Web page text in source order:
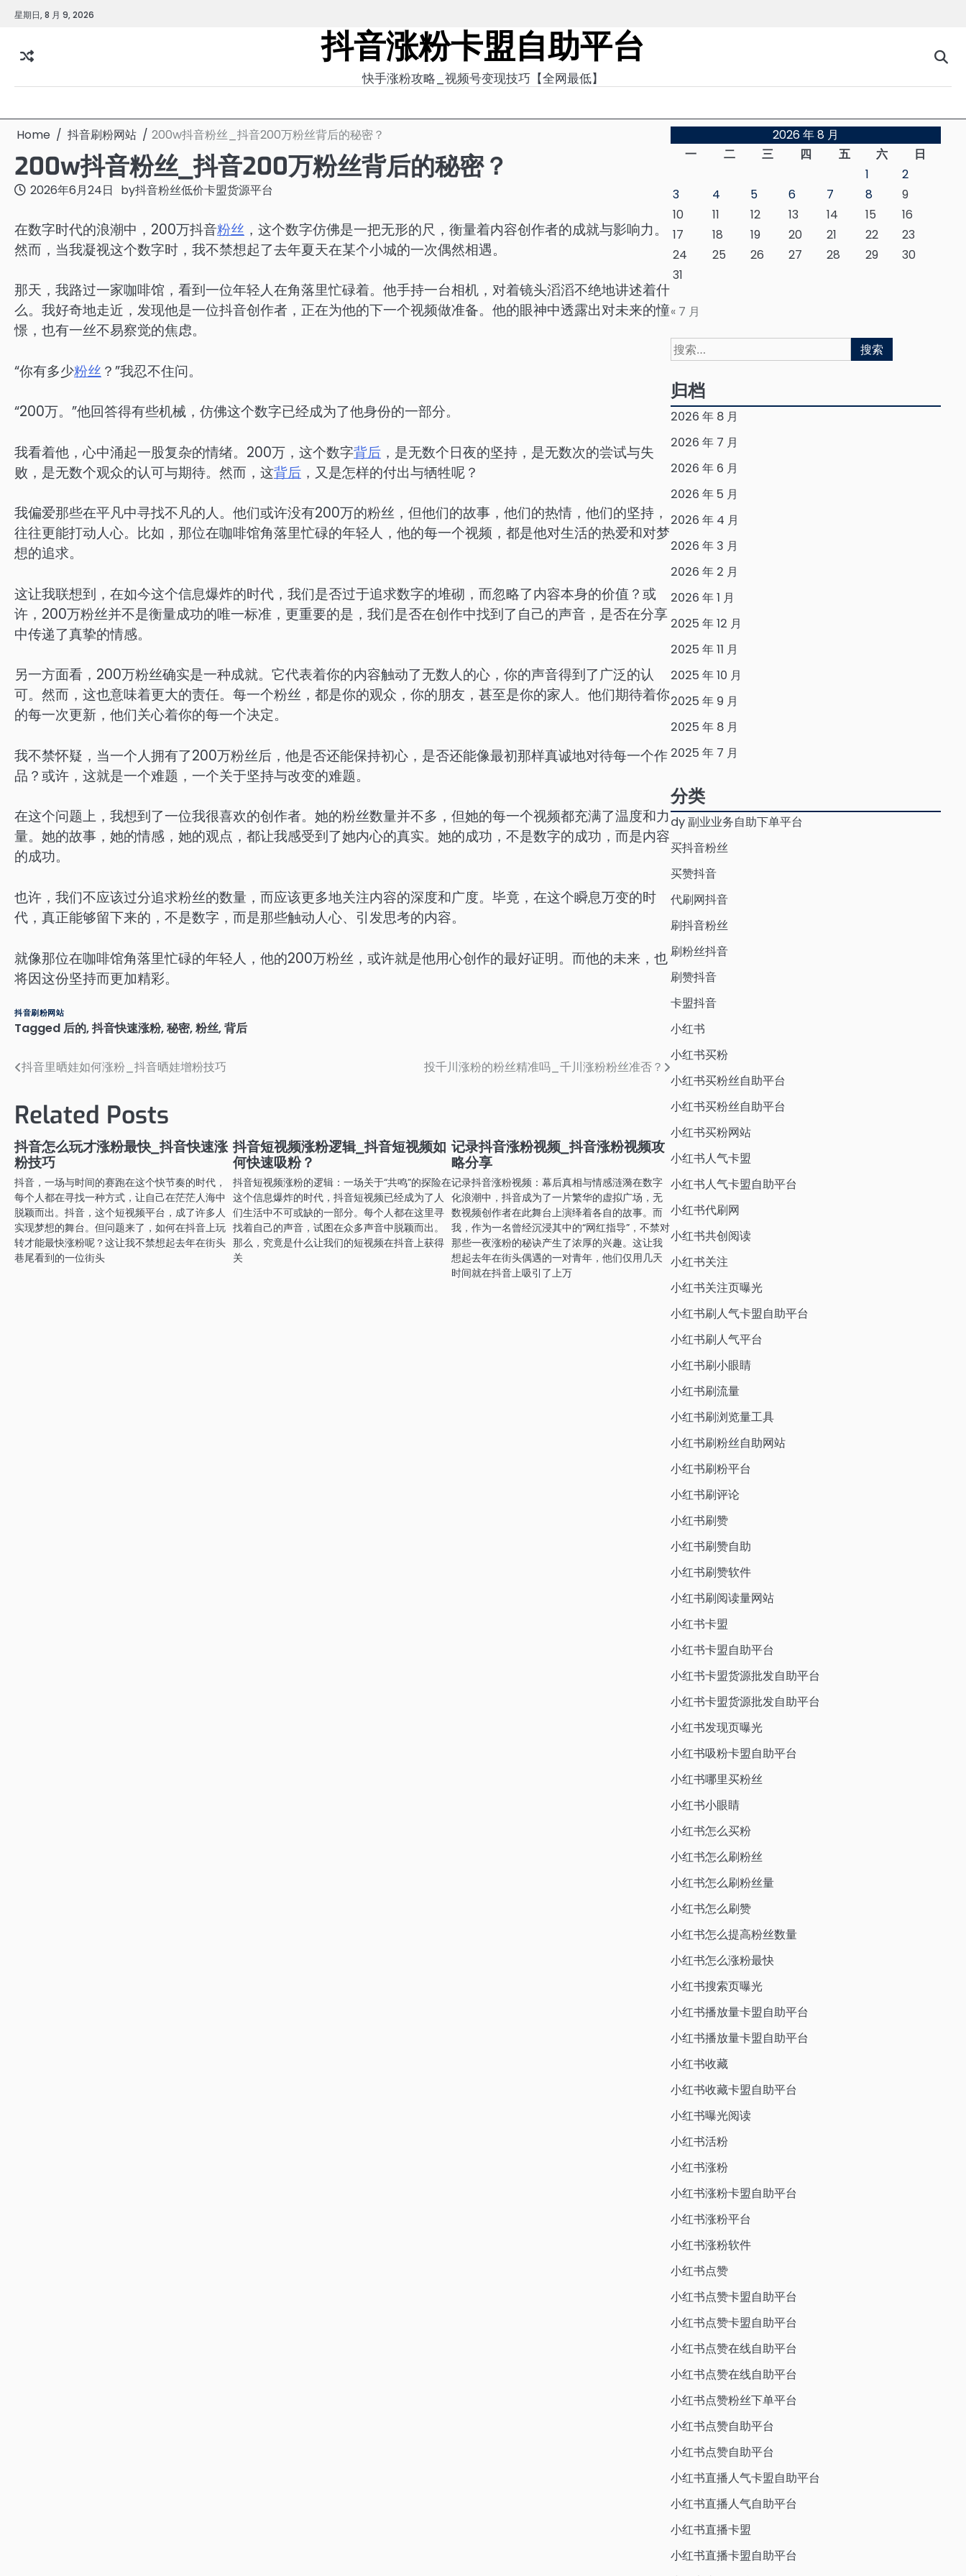
Skip星期日, 8 月 9, 2026
抖音涨粉卡盟自助平台
快手涨粉攻略_视频号变现技巧【全网最低】
Home 抖音刷粉网站 200w抖音粉丝_抖音200万粉丝背后的秘密？
200w抖音粉丝_抖音200万粉丝背后的秘密？
2026年6月24日 by抖音粉丝低价卡盟货源平台
在数字时代的浪潮中，200万抖音粉丝 ，这个数字仿佛是一把无形的尺，衡量着内容创作者的成就与影响力。
然而，当我凝视这个数字时，我不禁想起了去年夏天在某个小城的一次偶然相遇。
那天，我路过一家咖啡馆，看到一位年轻人在角落里忙碌着。他手持一台相机，对着镜头滔滔不绝地讲述着什
么。我好奇地走近，发现他是一位抖音创作者，正在为他的下一个视频做准备。他的眼神中透露出对未来的憧
憬，也有一丝不易察觉的焦虑。
“你有多少粉丝？”我忍不住问。
“200万。”他回答得有些机械，仿佛这个数字已经成为了他身份的一部分。
我看着他，心中涌起一股复杂的情绪。200万，这个数字背后 ，是无数个日夜的坚持，是无数次的尝试与失
败，是无数个观众的认可与期待。然而，这背后 ，又是怎样的付出与牺牲呢？
我偏爱那些在平凡中寻找不凡的人。他们或许没有200万的粉丝，但他们的故事，他们的热情，他们的坚持，
往往更能打动人心。比如，那位在咖啡馆角落里忙碌的年轻人，他的每一个视频，都是他对生活的热爱和对梦
想的追求。
这让我联想到，在如今这个信息爆炸的时代，我们是否过于追求数字的堆砌，而忽略了内容本身的价值？或
许，200万粉丝并不是衡量成功的唯一标准，更重要的是，我们是否在创作中找到了自己的声音，是否在分享
中传递了真挚的情感。
另一方面看，200万粉丝确实是一种成就。它代表着你的内容触动了无数人的心，你的声音得到了广泛的认
可。然而，这也意味着更大的责任。每一个粉丝，都是你的观众，你的朋友，甚至是你的家人。他们期待着你
的每一次更新，他们关心着你的每一个决定。
我不禁怀疑，当一个人拥有了200万粉丝后，他是否还能保持初心，是否还能像最初那样真诚地对待每一个作
品？或许，这就是一个难题，一个关于坚持与改变的难题。
在这个问题上，我想到了一位我很喜欢的创作者。她的粉丝数量并不多，但她的每一个视频都充满了温度和力
量。她的故事，她的情感，她的观点，都让我感受到了她内心的真实。她的成功，不是数字的成功，而是内容
的成功。
也许，我们不应该过分追求粉丝的数量，而应该更多地关注内容的深度和广度。毕竟，在这个瞬息万变的时
代，真正能够留下来的，不是数字，而是那些触动人心、引发思考的内容。
就像那位在咖啡馆角落里忙碌的年轻人，他的200万粉丝，或许就是他用心创作的最好证明。而他的未来，也
将因这份坚持而更加精彩。
抖音刷粉网站
Tagged后的,抖音快速涨粉,秘密,粉丝,背后
文
导
航
抖音里晒娃如何涨粉_抖音晒娃增粉技巧 投千川涨粉的粉丝精准吗_千川涨粉粉丝准否？
Related Posts
抖音怎么玩才涨粉最快_抖音快速涨
粉技巧
抖音，一场与时间的赛跑在这个快节奏的时代，
每个人都在寻找一种方式，让自己在茫茫人海中
脱颖而出。抖音，这个短视频平台，成了许多人
实现梦想的舞台。但问题来了，如何在抖音上玩
转才能最快涨粉呢？这让我不禁想起去年在街头
巷尾看到的一位街头
抖音短视频涨粉逻辑_抖音短视频如
何快速吸粉？
抖音短视频涨粉的逻辑：一场关于“共鸣”的探险在
这个信息爆炸的时代，抖音短视频已经成为了人
们生活中不可或缺的一部分。每个人都在这里寻
找着自己的声音，试图在众多声音中脱颖而出。
那么，究竟是什么让我们的短视频在抖音上获得
关
记录抖音涨粉视频_抖音涨粉视频攻
略分享
记录抖音涨粉视频：幕后真相与情感涟漪在数字
化浪潮中，抖音成为了一片繁华的虚拟广场，无
数视频创作者在此舞台上演绎着各自的故事。而
我，作为一名曾经沉浸其中的“网红指导”，不禁对
那些一夜涨粉的秘诀产生了浓厚的兴趣。这让我
想起去年在街头偶遇的一对青年，他们仅用几天
时间就在抖音上吸引了上万
2026 年 8 月
一
二 三 四 五 六
日
1
2
3
4 5 6 7 8
9
10
11 12 13 14 15
16
17
18 19 20 21 22
23
24
25 26 27 28 29
30
31
« 7 月
搜
索：
归档
2026 年 8 月
2026 年 7 月
2026 年 6 月
2026 年 5 月
2026 年 4 月
2026 年 3 月
2026 年 2 月
2026 年 1 月
2025 年 12 月
2025 年 11 月
2025 年 10 月
2025 年 9 月
2025 年 8 月
2025 年 7 月
分类
dy 副业业务自助下单平台
买抖音粉丝
买赞抖音
代刷网抖音
刷抖音粉丝
刷粉丝抖音
刷赞抖音
卡盟抖音
小红书
小红书买粉
小红书买粉丝自助平台
小红书买粉丝自助平台
小红书买粉网站
小红书人气卡盟
小红书人气卡盟自助平台
小红书代刷网
小红书共创阅读
小红书关注
小红书关注页曝光
小红书刷人气卡盟自助平台
小红书刷人气平台
小红书刷小眼睛
小红书刷流量
小红书刷浏览量工具
小红书刷粉丝自助网站
小红书刷粉平台
小红书刷评论
小红书刷赞
小红书刷赞自助
小红书刷赞软件
小红书刷阅读量网站
小红书卡盟
小红书卡盟自助平台
小红书卡盟货源批发自助平台
小红书卡盟货源批发自助平台
小红书发现页曝光
小红书吸粉卡盟自助平台
小红书哪里买粉丝
小红书小眼睛
小红书怎么买粉
小红书怎么刷粉丝
小红书怎么刷粉丝量
小红书怎么刷赞
小红书怎么提高粉丝数量
小红书怎么涨粉最快
小红书搜索页曝光
小红书播放量卡盟自助平台
小红书播放量卡盟自助平台
小红书收藏
小红书收藏卡盟自助平台
小红书曝光阅读
小红书活粉
小红书涨粉
小红书涨粉卡盟自助平台
小红书涨粉平台
小红书涨粉软件
小红书点赞
小红书点赞卡盟自助平台
小红书点赞卡盟自助平台
小红书点赞在线自助平台
小红书点赞在线自助平台
小红书点赞粉丝下单平台
小红书点赞自助平台
小红书点赞自助平台
小红书直播人气卡盟自助平台
小红书直播人气自助平台
小红书直播卡盟
小红书直播卡盟自助平台